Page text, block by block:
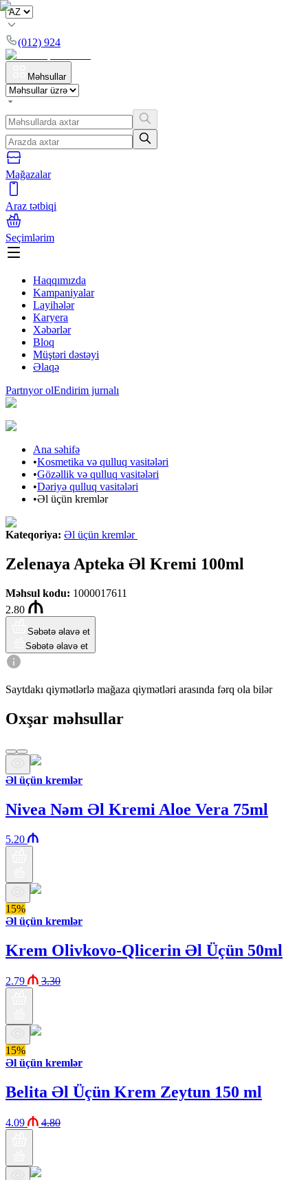
(012) 924
Məhsullar
Mağazalar
Araz tətbiqi
Seçimlərim
Haqqımızda
Kampaniyalar
Layihələr
Karyera
Xəbərlər
Bloq
Müştəri dəstəyi
Əlaqə
Partnyor olEndirim jurnalı
Ana səhifə
•Kosmetika və qulluq vasitələri
•Gözəllik və qulluq vasitələri
•Dəriyə qulluq vasitələri
•Əl üçün kremlər
Kateqoriya: Əl üçün kremlər
Zelenaya Apteka Əl Kremi 100ml
Məhsul kodu: 1000017611
2.80
Səbətə əlavə et
Səbətə əlavə et
Saytdakı qiymətlərlə mağaza qiymətləri arasında fərq ola bilər
Oxşar məhsullar
Əl üçün kremlər
Nivea Nəm Əl Kremi Aloe Vera 75ml
5.20
15%
Əl üçün kremlər
Krem Olivkovo-Qlicerin Əl Üçün 50ml
2.79 3.30
15%
Əl üçün kremlər
Belita Əl Üçün Krem Zeytun 150 ml
4.09 4.80